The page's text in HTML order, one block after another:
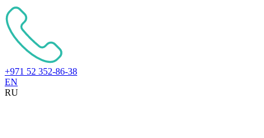
+971 52 352-86-38
EN
RU